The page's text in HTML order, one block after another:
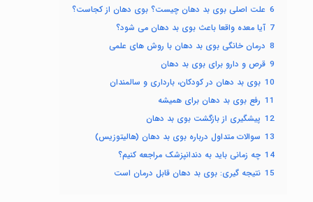
6 علت اصلی بوی بد دهان چیست؟ بوی دهان از کجاست؟
7 آیا معده واقعا باعث بوی بد دهان می شود؟
8 درمان خانگی بوی بد دهان با روش های علمی
9 قرص و دارو برای بوی بد دهان
10 بوی بد دهان در کودکان، بارداری و سالمندان
11 رفع بوی بد دهان برای همیشه
12 پیشگیری از بازگشت بوی بد دهان
13 سوالات متداول درباره بوی بد دهان (هالیتوزیس)
14 چه زمانی باید به دندانپزشک مراجعه کنیم؟
15 نتیجه گیری: بوی بد دهان قابل درمان است